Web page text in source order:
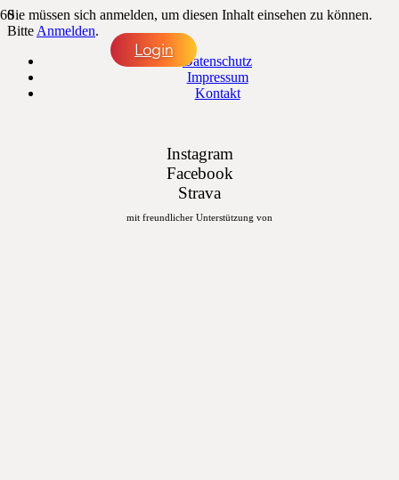
Login
Sie müssen sich anmelden, um diesen Inhalt einsehen zu können.
Bitte Anmelden.
Datenschutz
Impressum
Kontakt
Instagram
Facebook
Strava
mit freundlicher Unterstützung von